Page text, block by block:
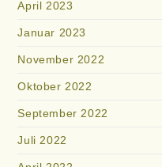
April 2023
Januar 2023
November 2022
Oktober 2022
September 2022
Juli 2022